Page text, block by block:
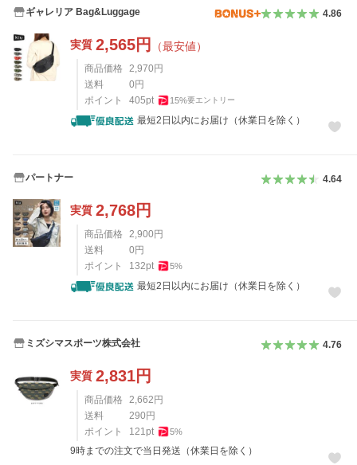
ギャレリア Bag&Luggage 4.86
実質 2,565円 （最安値）
商品価格 2,970 円
送料
0 円
ポイント
405pt 15%要エントリー
最短2日以内にお届け（休業日を除く）
パートナー 4.64
実質 2,768円
商品価格 2,900 円
送料
0 円
ポイント
132pt 5%
最短2日以内にお届け（休業日を除く）
ミズシマスポーツ株式会社 4.76
実質 2,831円
商品価格 2,662 円
送料
290 円
ポイント
121pt 5%
9時までの注文で当日発送（休業日を除く）